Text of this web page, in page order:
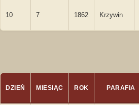
10 7 1862 Krzywin
DZIEŃ MIESIĄC ROK PARAFIA